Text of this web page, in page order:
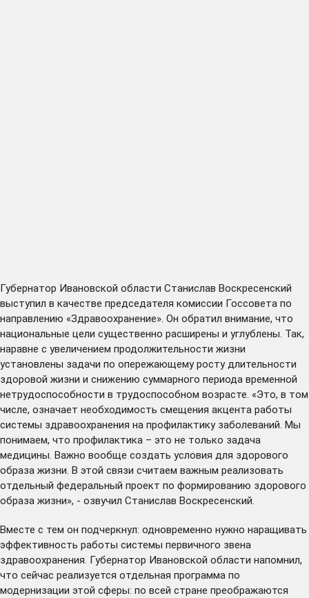
Губернатор Ивановской области Станислав Воскресенский
выступил в качестве председателя комиссии Госсовета по
направлению «Здравоохранение». Он обратил внимание, что
национальные цели существенно расширены и углублены. Так,
наравне с увеличением продолжительности жизни
установлены задачи по опережающему росту длительности
здоровой жизни и снижению суммарного периода временной
нетрудоспособности в трудоспособном возрасте. «Это, в том
числе, означает необходимость смещения акцента работы
системы здравоохранения на профилактику заболеваний. Мы
понимаем, что профилактика – это не только задача
медицины. Важно вообще создать условия для здорового
образа жизни. В этой связи считаем важным реализовать
отдельный федеральный проект по формированию здорового
образа жизни», - озвучил Станислав Воскресенский.
Вместе с тем он подчеркнул: одновременно нужно наращивать
эффективность работы системы первичного звена
здравоохранения. Губернатор Ивановской области напомнил,
что сейчас реализуется отдельная программа по
модернизации этой сферы: по всей стране преображаются